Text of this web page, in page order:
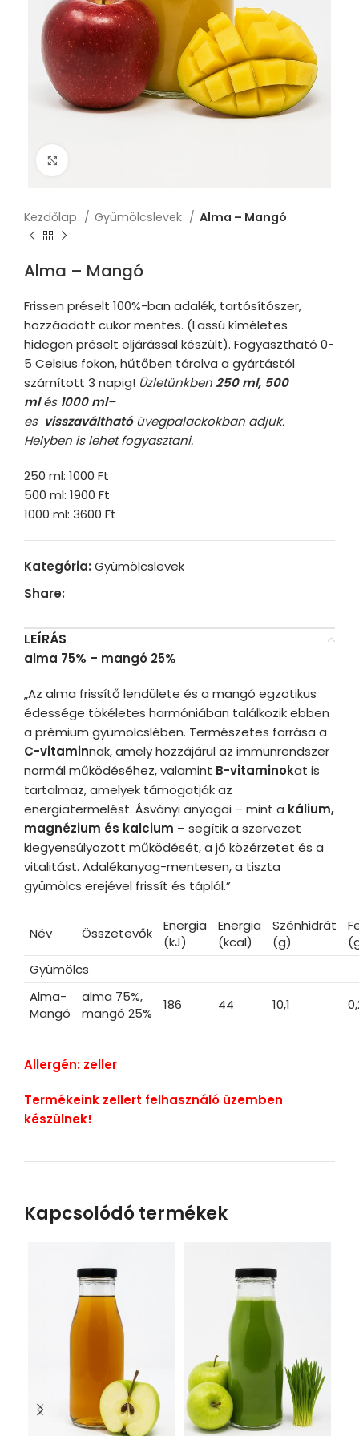
Kezdőlap Gyümölcslevek Alma – Mangó
Alma – Mangó
Frissen préselt 100%-ban adalék, tartósítószer,
hozzáadott cukor mentes. (Lassú kíméletes
hidegen préselt eljárással készült). Fogyasztható 0-
5 Celsius fokon, hűtőben tárolva a gyártástól
számított 3 napig! Üzletünkben250 ml, 500
mlés 1000 ml–
es visszaválthatóüvegpalackokban adjuk.
Helyben is lehet fogyasztani.
250 ml: 1000 Ft
500 ml: 1900 Ft
1000 ml: 3600 Ft
Kategória: Gyümölcslevek
Share:
LEÍRÁS
alma 75% – mangó 25%
„Az alma frissítő lendülete és a mangó egzotikus
édessége tökéletes harmóniában találkozik ebben
a prémium gyümölcslében. Természetes forrása a
C-vitaminnak, amely hozzájárul az immunrendszer
normál működéséhez, valamint B-vitaminokat is
tartalmaz, amelyek támogatják az
energiatermelést. Ásványi anyagai – mint a kálium,
magnézium és kalcium – segítik a szervezet
kiegyensúlyozott működését, a jó közérzetet és a
vitalitást. Adalékanyag-mentesen, a tiszta
gyümölcs erejével frissít és táplál.”
Név Összetevők
Energia
(kJ)
Energia
(kcal)
Szénhidrát
(g)
Gyümölcs
Alma-
Mangó
alma 75%,
mangó 25%
186 44 10,1
Allergén: zeller
Termékeink zellert felhasználó üzemben
készülnek!
Kapcsolódó termékek